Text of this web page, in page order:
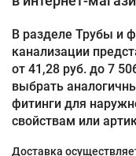
В разделе Трубы и
канализации
от 41,28 руб. до 7
выбрать
фитинги для
свойствам или
Доставка